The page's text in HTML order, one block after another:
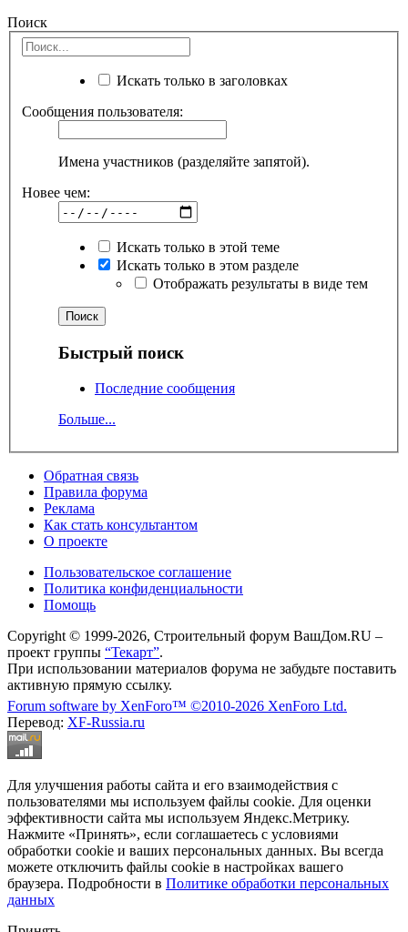
Поиск
Искать только в заголовках
Сообщения пользователя:
Имена участников (разделяйте запятой).
Новее чем:
Искать только в этой теме
Искать только в этом разделе
Отображать результаты в виде тем
Быстрый поиск
Последние сообщения
Больше...
Обратная связь
Правила форума
Реклама
Как стать консультантом
О проекте
Пользовательское соглашение
Политика конфиденциальности
Помощь
Copyright © 1999-2026, Строительный форум ВашДом.RU –
проект группы “Текарт”.
При использовании материалов форума не забудьте поставить
активную прямую ссылку.
Forum software by XenForo™ ©2010-2026 XenForo Ltd.
Перевод: XF-Russia.ru
Для улучшения работы сайта и его взаимодействия с
пользователями мы используем файлы cookie. Для оценки
эффективности сайта мы используем Яндекс.Метрику.
Нажмите «Принять», если соглашаетесь с условиями
обработки cookie и ваших персональных данных. Вы всегда
можете отключить файлы cookie в настройках вашего
браузера. Подробности в Политике обработки персональных
данных